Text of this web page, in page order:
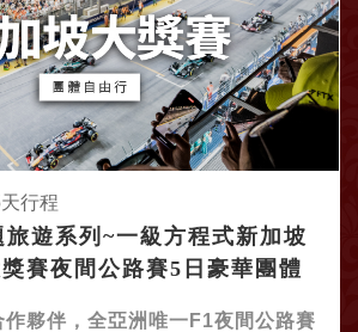
行程
遊系列~一級方程式新加坡
賽夜間公路賽5日豪華團體
夥伴，全亞洲唯一F1夜間公路賽